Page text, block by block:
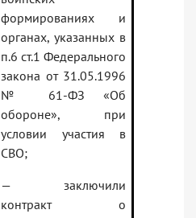
формированиях и
органах, указанных в
п.6 ст.1 Федерального
закона от 31.05.1996
№ 61-ФЗ «Об
обороне», при
условии участия в
СВО;
— заключили
контракт о